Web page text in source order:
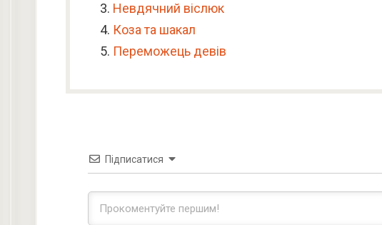
Невдячний віслюк
Коза та шакал
Переможець девів
Підписатися